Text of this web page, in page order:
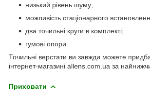
низький рівень шуму;
можливість стаціонарного
два точильні круги в комплекті;
гумові опори.
Точильні верстати ви завжди можете
інтернет-магазині allens.com.ua за
Приховати